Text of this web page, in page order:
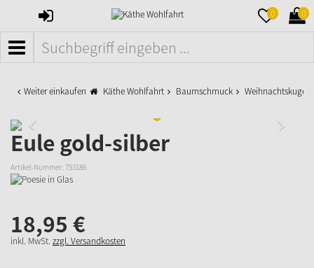
ANMELDEN 0 0
MENÜ
Weiter einkaufen Käthe Wohlfahrt Baumschmuck
Eule gold-silber
Artikel-Nummer: 753186
18,95 €
inkl. MwSt. zzgl. Versandkosten